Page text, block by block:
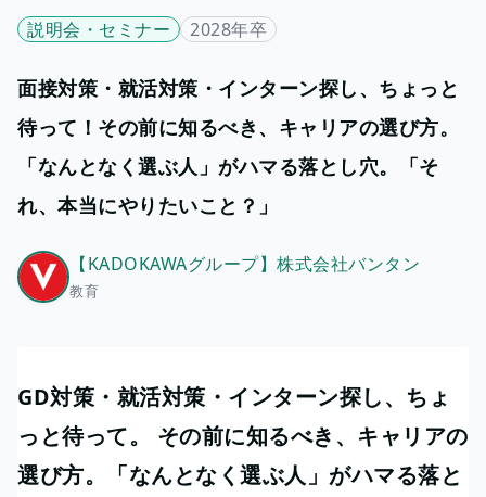
説明会・セミナー 2028年卒
面接対策・就活対策・インターン探し、ちょっと
待って！その前に知るべき、キャリアの選び方。
「なんとなく選ぶ人」がハマる落とし穴。「そ
れ、本当にやりたいこと？」
【KADOKAWAグループ】株式会社バンタン
教育
GD対策・就活対策・インターン探し、ちょ
っと待って。 その前に知るべき、キャリアの
選び方。「なんとなく選ぶ人」がハマる落と